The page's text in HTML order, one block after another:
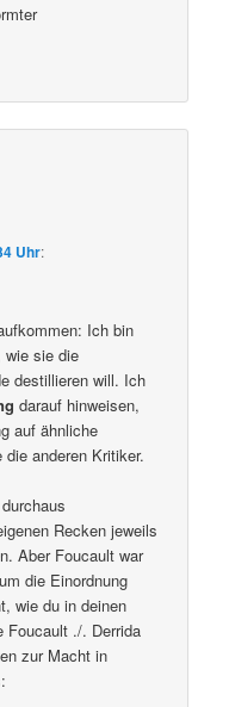
Uhr:
Ich bin
wie sie die
destillieren will. Ich
darauf hinweisen,
auf ähnliche
anderen Kritiker.
Recken jeweils
Aber Foucault war
die Einordnung
wie du in deinen
Foucault ./. Derrida
zur Macht in